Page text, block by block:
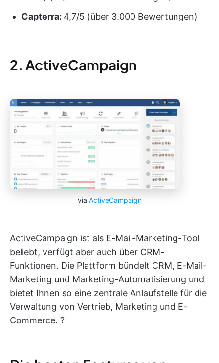
Capterra: 4,7/5 (über 3.000 Bewertungen)
2. ActiveCampaign
via ActiveCampaign
ActiveCampaign ist als E-Mail-Marketing-Tool
beliebt, verfügt aber auch über CRM-
Funktionen. Die Plattform bündelt CRM, E-Mail-
Marketing und Marketing-Automatisierung und
bietet Ihnen so eine zentrale Anlaufstelle für die
Verwaltung von Vertrieb, Marketing und E-
Commerce. ?